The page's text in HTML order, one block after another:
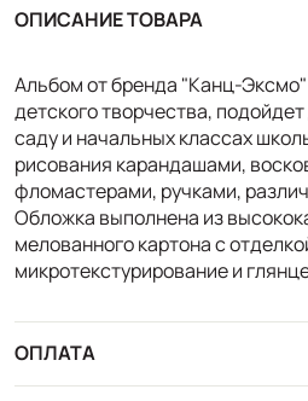
ОПИСАНИЕ ТОВАРА
Альбом от бренда "Канц-
детского творчества,
саду и начальных классах
рисования карандашами,
фломастерами, ручками,
Обложка выполнена из
мелованного картона с
микротекстурирование и
ОПЛАТА